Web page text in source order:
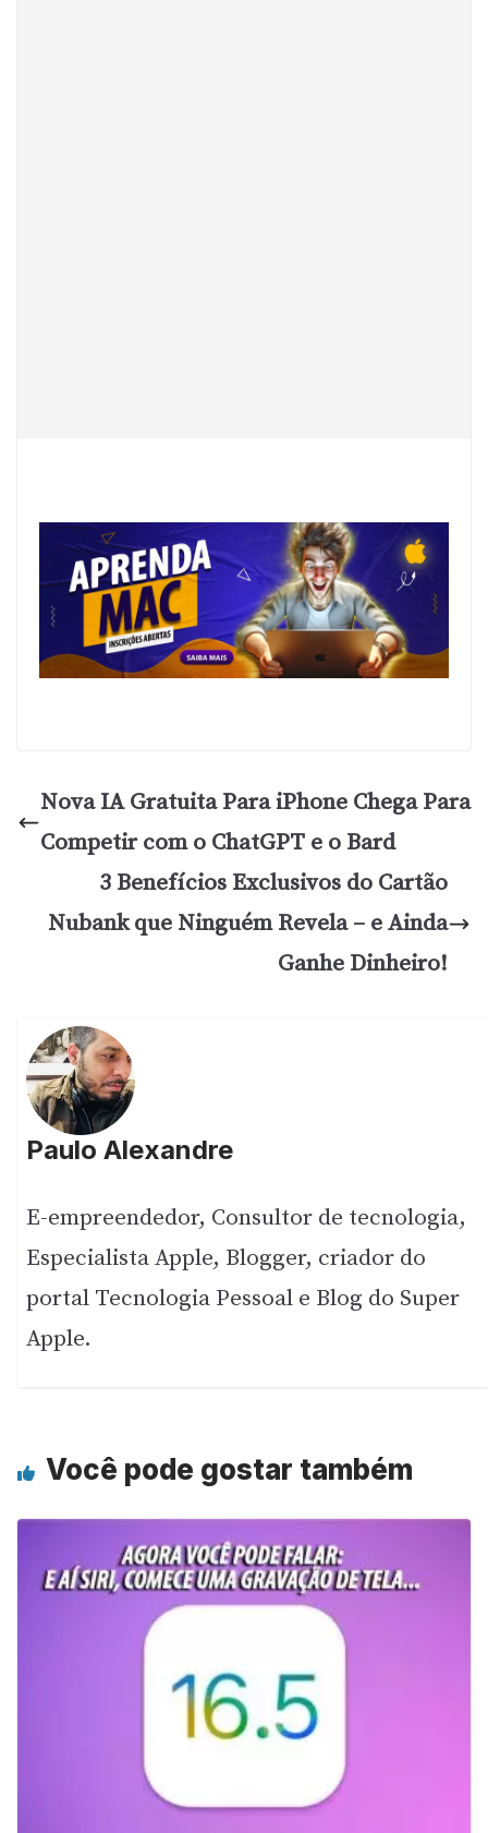
Nova IA Gratuita Para iPhone Chega Para
Competir com o ChatGPT e o Bard
3 Benefícios Exclusivos do Cartão
Nubank que Ninguém Revela – e Ainda
Ganhe Dinheiro!
Paulo Alexandre
E-empreendedor, Consultor de tecnologia,
Especialista Apple, Blogger, criador do
portal Tecnologia Pessoal e Blog do Super
Apple.
Você pode gostar também